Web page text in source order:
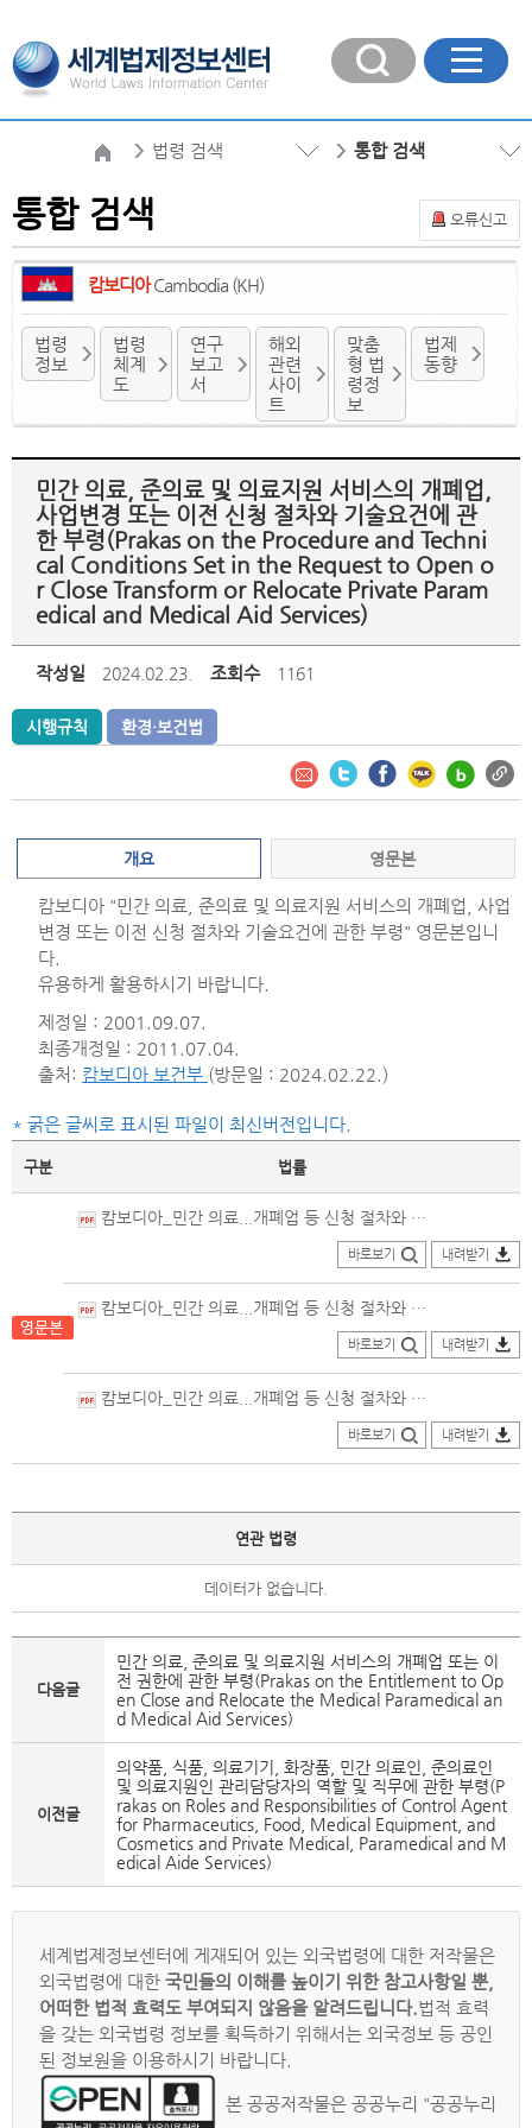
법령 검색 통합 검색
오류신고
통합 검색
캄보디아Cambodia (KH)
법령
정보
법령
체계
도
연구
보고
서
해외
관련
사이
트
맞춤
형 법
령정
보
법제
동향
민간 의료, 준의료 및 의료지원 서비스의 개폐업,
사업변경 또는 이전 신청 절차와 기술요건에 관
한 부령(Prakas on the Procedure and Techni
cal Conditions Set in the Request to Open o
r Close Transform or Relocate Private Param
edical and Medical Aid Services)
작성일 2024.02.23. 조회수 1161
시행규칙 환경·보건법
개요 영문본
캄보디아 "민간 의료, 준의료 및 의료지원 서비스의 개폐업, 사업
변경 또는 이전 신청 절차와 기술요건에 관한 부령" 영문본입니
다.
유용하게 활용하시기 바랍니다.
제정일 : 2001.09.07.
최종개정일 : 2011.07.04.
출처: 캄보디아 보건부 (방문일 : 2024.02.22.)
* 굵은 글씨로 표시된 파일이 최신버전입니다.
구분 법률
캄보디아_민간 의료...개폐업 등 신청 절차와 기술요건에 관한 부령_영문본(2011.07.04.일부개정).pdf
바로보기 내려받기
캄보디아_민간 의료...개폐업 등 신청 절차와 기술요건에 관한 부령_영문본(2004.03.30.일부개정).pdf
바로보기 내려받기
캄보디아_민간 의료...개폐업 등 신청 절차와 기술요건에 관한 부령_영문본(2001.09.07.제정).pdf
바로보기 내려받기
연관 법령
데이터가 없습니다.
다음글
민간 의료, 준의료 및 의료지원 서비스의 개폐업 또는 이
전 권한에 관한 부령(Prakas on the Entitlement to Op
en Close and Relocate the Medical Paramedical an
d Medical Aid Services)
이전글
의약품, 식품, 의료기기, 화장품, 민간 의료인, 준의료인
및 의료지원인 관리담당자의 역할 및 직무에 관한 부령(P
rakas on Roles and Responsibilities of Control Agent
for Pharmaceutics, Food, Medical Equipment, and
Cosmetics and Private Medical, Paramedical and M
edical Aide Services)
세계법제정보센터에 게재되어 있는 외국법령에 대한 저작물은
외국법령에 대한 국민들의 이해를 높이기 위한 참고사항일 뿐,
어떠한 법적 효력도 부여되지 않음을 알려드립니다.법적 효력
을 갖는 외국법령 정보를 획득하기 위해서는 외국정보 등 공인
된 정보원을 이용하시기 바랍니다.
본 공공저작물은 공공누리 "공공누리